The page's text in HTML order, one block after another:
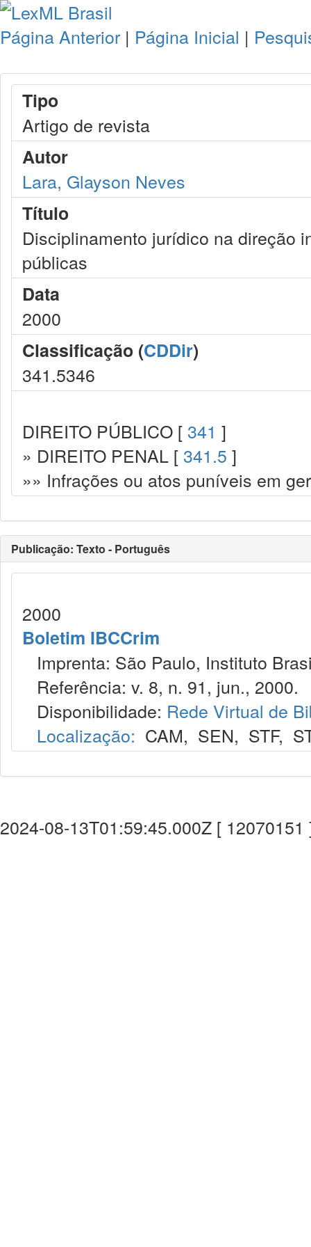
Página Anterior | Página Inicial |
Tipo
Artigo de revista
Autor
Lara, Glayson Neves
Título
Disciplinamento jurídico na direção
públicas
Data
2000
Classificação (CDDir)
341.5346
DIREITO PÚBLICO [ 341 ]
» DIREITO PENAL [ 341.5 ]
»» Infrações ou atos puníveis em
Publicação: Texto - Português
2000
Boletim IBCCrim
Imprenta: São Paulo, Instituto
Referência: v. 8, n. 91, jun., 2000.
Disponibilidade: Rede Virtual de
Localização: CAM, SEN, STF,
2024-08-13T01:59:45.000Z [ 12070151